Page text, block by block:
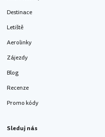
Destinace
Letiště
Aerolinky
Zájezdy
Blog
Recenze
Promo kódy
Sleduj nás